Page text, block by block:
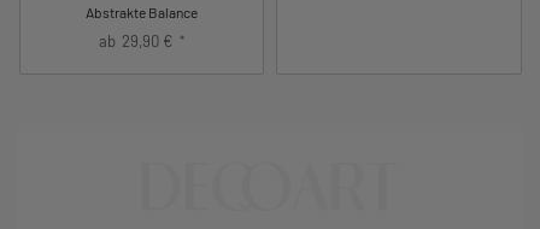
Abstrakte Balance
ab 29,90 € *